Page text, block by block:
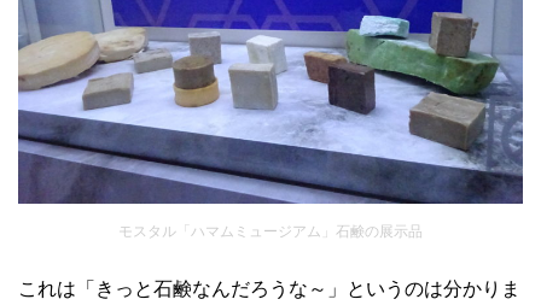
モスタル「ハマムミュージアム」石鹸の展示品
これは「きっと石鹸なんだろうな～」というのは分かりま